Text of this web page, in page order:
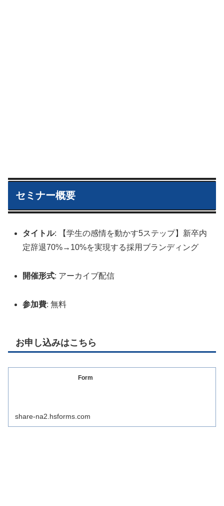
セミナー概要
タイトル: 【学生の感情を動かす5ステップ】新卒内
定辞退70%→10%を実現する採用ブランディング
開催形式: アーカイブ配信
参加費: 無料
お申し込みはこちら
Form
share-na2.hsforms.com